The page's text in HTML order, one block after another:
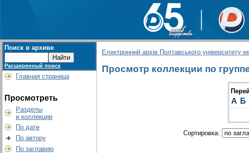
Поиск в архиве
Расширенный поиск
Главная страница
Просмотреть
Разделы
и коллекции
По дате
По автору
По заглавию
Електронний архів Полтавського університету
Просмотр коллекции по
А Б
Сортировка: